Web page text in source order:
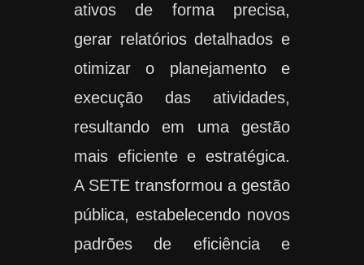
ativos de forma precisa,
gerar relatórios detalhados e
otimizar o planejamento e
execução das atividades,
resultando em uma gestão
mais eficiente e estratégica.
A SETE transformou a gestão
pública, estabelecendo novos
padrões de eficiência e